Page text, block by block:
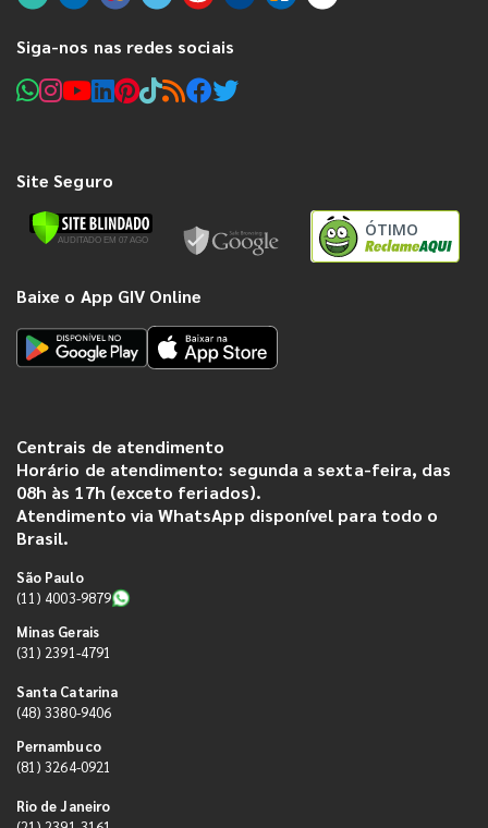
Siga-nos nas redes sociais
Site Seguro
ÓTIMO
Baixe o App GIV Online
Centrais de atendimento
Horário de atendimento: segunda a sexta-feira, das
08h às 17h (exceto feriados).
Atendimento via WhatsApp disponível para todo o
Brasil.
São Paulo
(11) 4003-9879
Minas Gerais
(31) 2391-4791
Santa Catarina
(48) 3380-9406
Pernambuco
(81) 3264-0921
Rio de Janeiro